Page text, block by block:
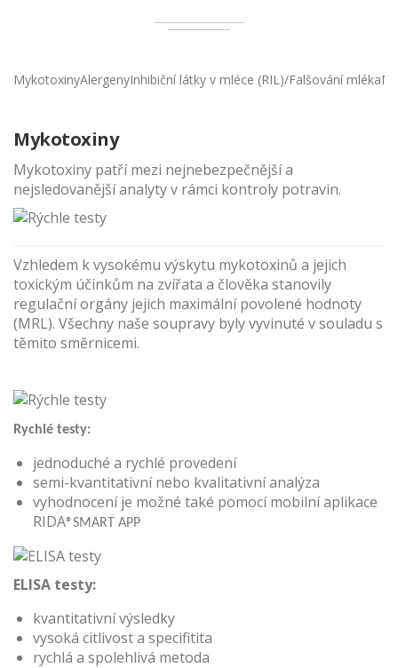
MykotoxinyAlergenyInhibiční látky v mléce (RIL)/Falšování mléka
Mykotoxiny
Mykotoxiny patří mezi nejnebezpečnější a
nejsledovanější analyty v rámci kontroly potravin.
Vzhledem k vysokému výskytu mykotoxinů a jejich
toxickým účinkům na zvířata a člověka stanovily
regulační orgány jejich maximální povolené hodnoty
(MRL). Všechny naše soupravy byly vyvinuté v souladu s
těmito směrnicemi.
Rychlé testy:
jednoduché a rychlé provedení
semi-kvantitativní nebo kvalitativní analýza
vyhodnocení je možné také pomocí mobilní aplikace
RIDA®SMART APP
ELISA testy:
kvantitativní výsledky
vysoká citlivost a specifitita
rychlá a spolehlivá metoda